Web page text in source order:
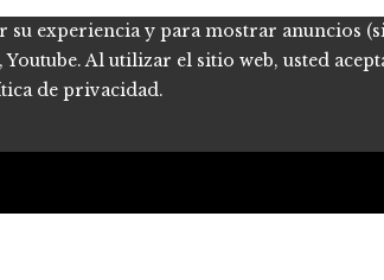
experiencia y para mostrar anuncios
Al utilizar el sitio web, usted
de privacidad.